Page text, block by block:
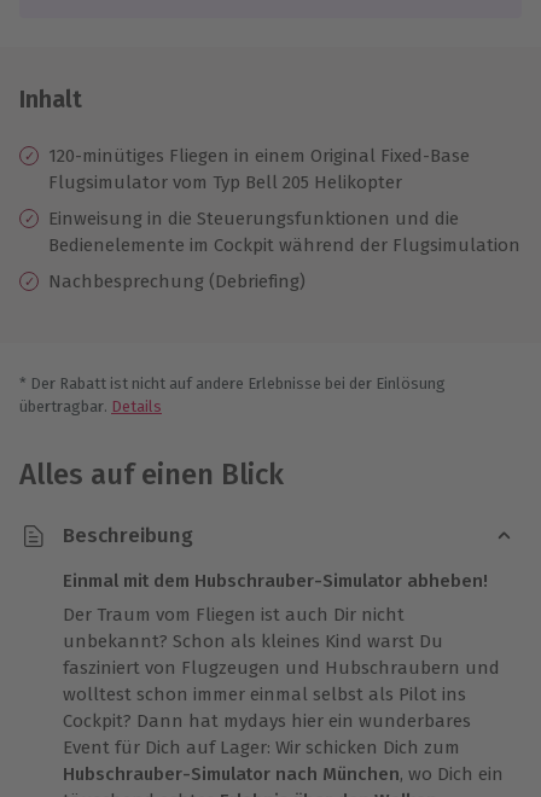
Inhalt
120-minütiges Fliegen in einem Original Fixed-Base
Flugsimulator vom Typ Bell 205 Helikopter
Einweisung in die Steuerungsfunktionen und die
Bedienelemente im Cockpit während der Flugsimulation
Nachbesprechung (Debriefing)
* Der Rabatt ist nicht auf andere Erlebnisse bei der Einlösung
übertragbar. Details
Alles auf einen Blick
Beschreibung
Einmal mit dem Hubschrauber-Simulator abheben!
Der Traum vom Fliegen ist auch Dir nicht
unbekannt? Schon als kleines Kind warst Du
fasziniert von Flugzeugen und Hubschraubern und
wolltest schon immer einmal selbst als Pilot ins
Cockpit? Dann hat mydays hier ein wunderbares
Event für Dich auf Lager: Wir schicken Dich zum
Hubschrauber-Simulator nach München, wo Dich ein